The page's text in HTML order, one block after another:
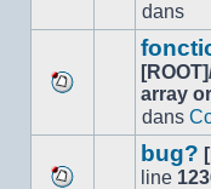
nouveau
message
dans
nouveau
message
array
dans
bug?
line